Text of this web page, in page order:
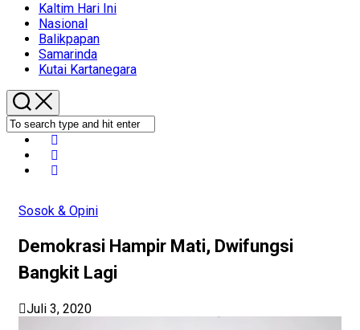
Kaltim Hari Ini
Nasional
Balikpapan
Samarinda
Kutai Kartanegara
Sosok & Opini
Demokrasi Hampir Mati, Dwifungsi
Bangkit Lagi
Juli 3, 2020